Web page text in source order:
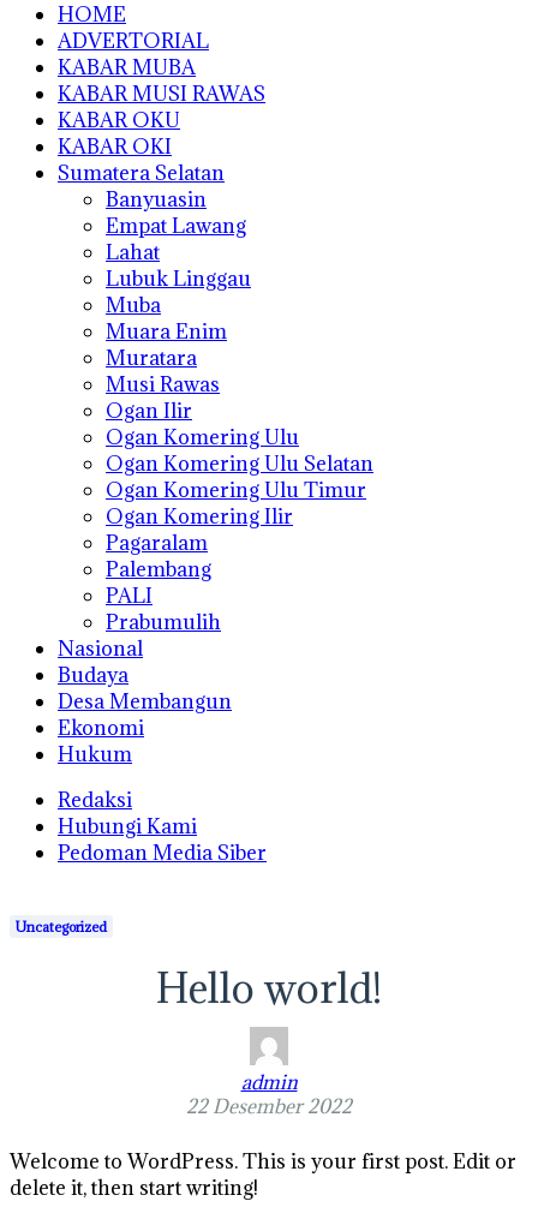
HOME
ADVERTORIAL
KABAR MUBA
KABAR MUSI RAWAS
KABAR OKU
KABAR OKI
Sumatera Selatan
Banyuasin
Empat Lawang
Lahat
Lubuk Linggau
Muba
Muara Enim
Muratara
Musi Rawas
Ogan Ilir
Ogan Komering Ulu
Ogan Komering Ulu Selatan
Ogan Komering Ulu Timur
Ogan Komering Ilir
Pagaralam
Palembang
PALI
Prabumulih
Nasional
Budaya
Desa Membangun
Ekonomi
Hukum
Redaksi
Hubungi Kami
Pedoman Media Siber
Uncategorized
Hello world!
admin
22 Desember 2022
Welcome to WordPress. This is your first post. Edit or
delete it, then start writing!